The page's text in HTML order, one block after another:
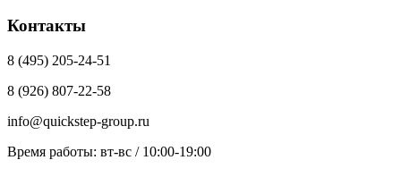
Контакты
8 (495) 205-24-51
8 (926) 807-22-58
info@quickstep-group.ru
Время работы: вт-вс / 10:00-19:00